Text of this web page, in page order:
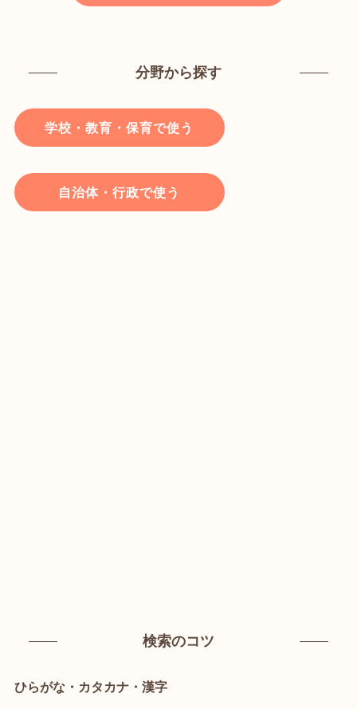
分野から探す
学校・教育・保育で使う
自治体・行政で使う
検索のコツ
ひらがな・カタカナ・漢字